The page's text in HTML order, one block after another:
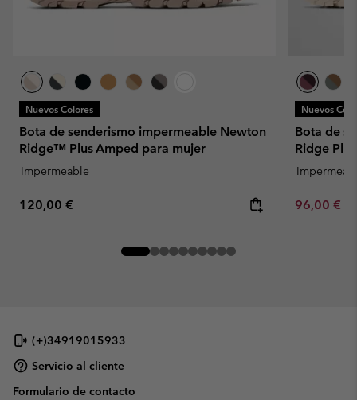
Nuevos Colores
Bota de senderismo impermeable Newton
Ridge™ Plus Amped para mujer
Impermeable
Regular price:
120,00 €
Nuevos
Bota de
Ridge
Minimum
96,00 €
(+)34919015933
Servicio al cliente
Formulario de contacto